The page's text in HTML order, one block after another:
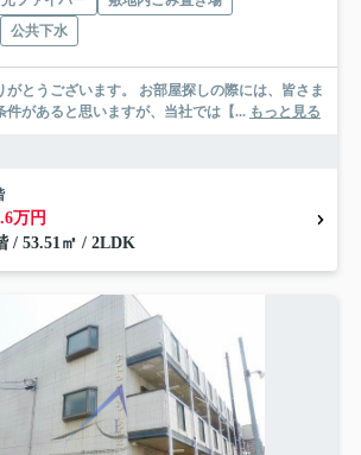
公共下水
す。 お部屋探しの際には、皆さま
件があると思いますが、当社では【... もっと見る
万円
/ 53.51㎡ / 2LDK